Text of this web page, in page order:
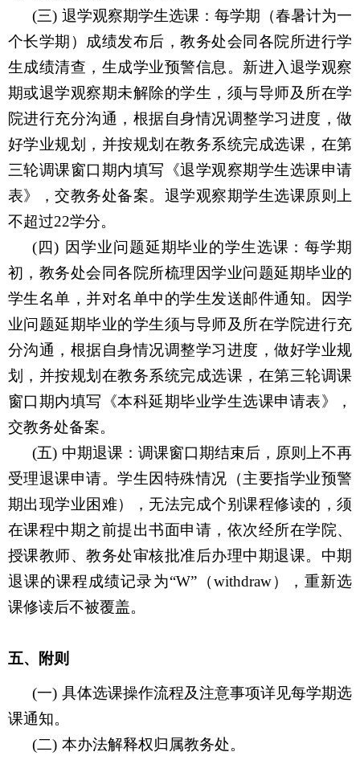
(三) 退学观察期学生选课：每学期（春暑计为一
个长学期）成绩发布后，教务处会同各院所进行学
生成绩清查，生成学业预警信息。新进入退学观察
期或退学观察期未解除的学生，须与导师及所在学
院进行充分沟通，根据自身情况调整学习进度，做
好学业规划，并按规划在教务系统完成选课，在第
三轮调课窗口期内填写《退学观察期学生选课申请
表》，交教务处备案。退学观察期学生选课原则上
不超过22学分。
(四) 因学业问题延期毕业的学生选课：每学期
初，教务处会同各院所梳理因学业问题延期毕业的
学生名单，并对名单中的学生发送邮件通知。因学
业问题延期毕业的学生须与导师及所在学院进行充
分沟通，根据自身情况调整学习进度，做好学业规
划，并按规划在教务系统完成选课，在第三轮调课
窗口期内填写《本科延期毕业学生选课申请表》，
交教务处备案。
(五) 中期退课：调课窗口期结束后，原则上不再
受理退课申请。学生因特殊情况（主要指学业预警
期出现学业困难），无法完成个别课程修读的，须
在课程中期之前提出书面申请，依次经所在学院、
授课教师、教务处审核批准后办理中期退课。中期
退课的课程成绩记录为“W”（withdraw），重新选
课修读后不被覆盖。
五、附则
(一) 具体选课操作流程及注意事项详见每学期选
课通知。
(二) 本办法解释权归属教务处。